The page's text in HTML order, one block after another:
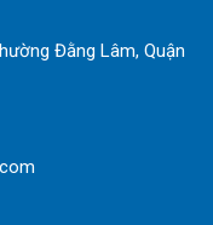
Đằng Lâm, Quận